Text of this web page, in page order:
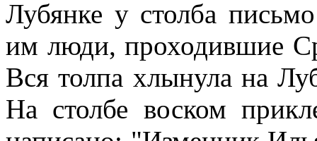
Лубянке у столба
им люди, проходившие
Вся толпа хлынула на
На столбе воском